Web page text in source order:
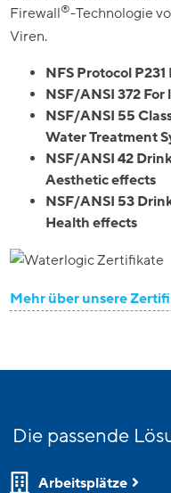
Firewall®-Technologie
Viren.
NFS Protocol
NSF/ANSI 372
NSF/ANSI 55
Water Treatment
NSF/ANSI 42
Aesthetic effects
NSF/ANSI 53
Health effects
Mehr über unsere
Die passende
Arbeitsplätze